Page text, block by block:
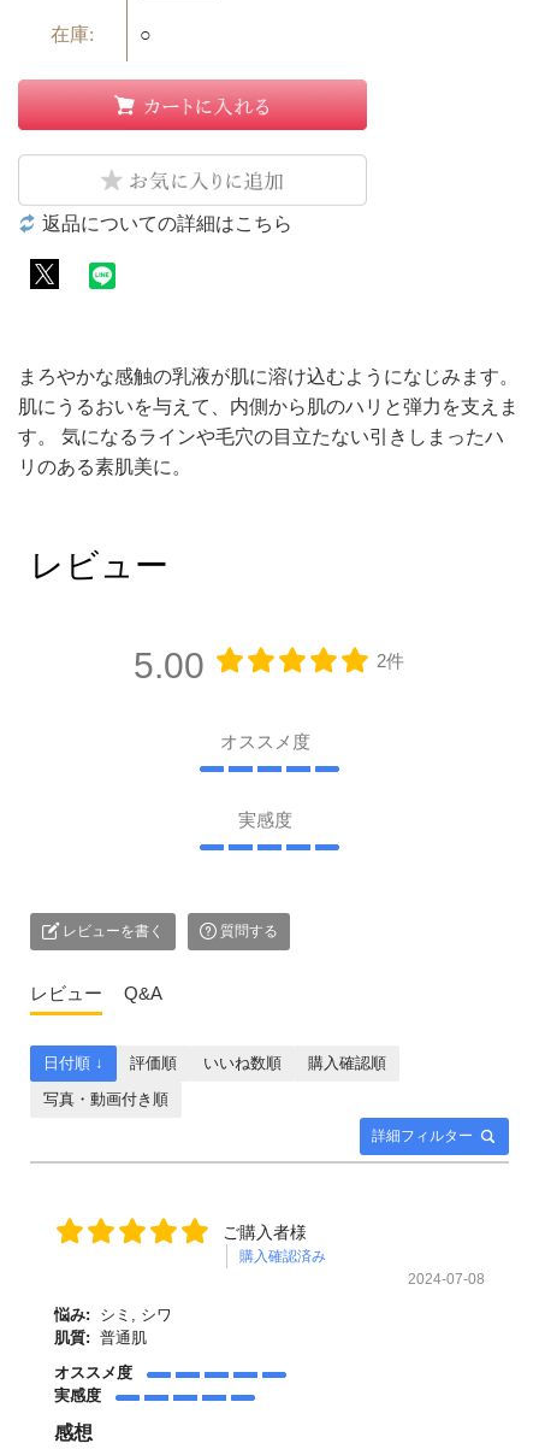
在庫: ○
返品についての詳細はこちら
まろやかな感触の乳液が肌に溶け込むようになじみます。
肌にうるおいを与えて、内側から肌のハリと弾力を支えま
す。 気になるラインや毛穴の目立たない引きしまったハ
リのある素肌美に。
レビュー
5.00 2件
オススメ度
実感度
レビューを書く 質問する
レビュー Q&A
詳細フィルター
日付順 ↓ 評価順 いいね数順
購入確認順
写真・動画付き順
ご購入者様
購入確認済み
2024-07-08
悩み:
シミ, シワ
肌質: 普通肌
オススメ度
実感度
感想